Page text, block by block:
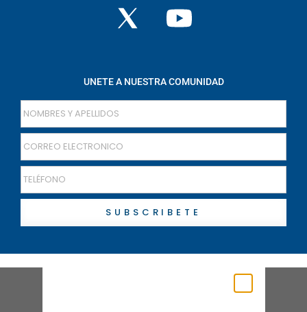
UNETE A NUESTRA COMUNIDAD
SUBSCRIBETE